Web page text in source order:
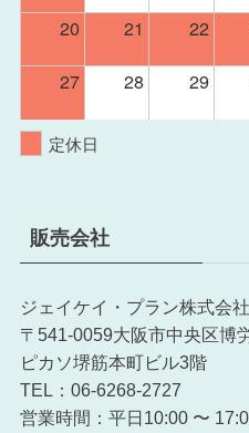
20
21 22
27
28 29
定休日
販売会社
ジェイケイ・プラン株式会社
〒541-0059大阪市中央区博
ピカソ堺筋本町ビル3階
TEL：06-6268-2727
営業時間：平日10:00 〜